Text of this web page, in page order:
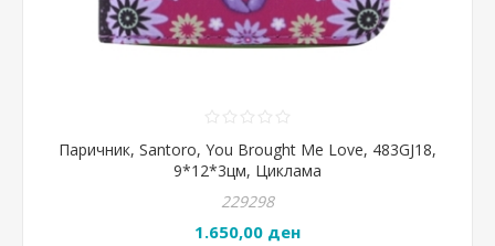
Паричник, Santoro, You Brought Me Love, 483GJ18,
9*12*3цм, Циклама
229298
1.650,00 ден